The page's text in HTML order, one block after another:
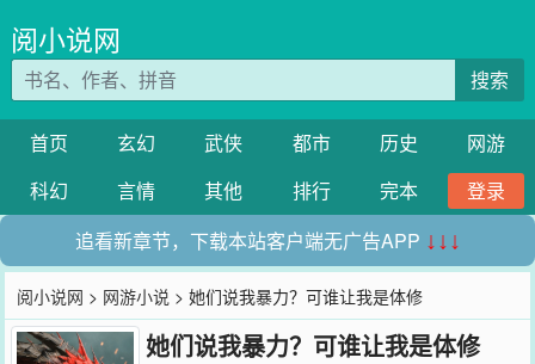
阅小说网
搜索
首页 玄幻 武侠 都市 历史
网游
科幻
言情 其他 排行 完本
登录
追看新章节，下载本站客户端无广告APP ↓↓↓
阅小说网 > 网游小说 > 她们说我暴力？可谁让我是体修
她们说我暴力？可谁让我是体修